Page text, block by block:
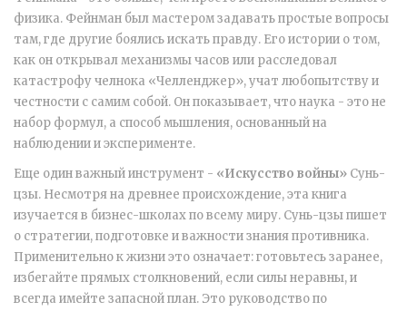
физика. Фейнман был мастером задавать простые вопросы
там, где другие боялись искать правду. Его истории о том,
как он открывал механизмы часов или расследовал
катастрофу челнока «Челленджер», учат любопытству и
честности с самим собой. Он показывает, что наука - это не
набор формул, а способ мышления, основанный на
наблюдении и эксперименте.
Еще один важный инструмент - «Искусство войны» Сунь-
цзы. Несмотря на древнее происхождение, эта книга
изучается в бизнес-школах по всему миру. Сунь-цзы пишет
о стратегии, подготовке и важности знания противника.
Применительно к жизни это означает: готовьтесь заранее,
избегайте прямых столкновений, если силы неравны, и
всегда имейте запасной план. Это руководство по